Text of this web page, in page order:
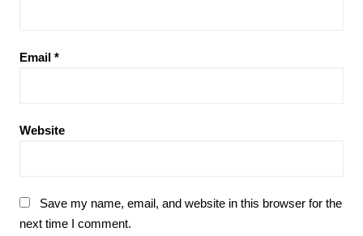
Email *
Website
Save my name, email, and website in this browser for the
next time I comment.